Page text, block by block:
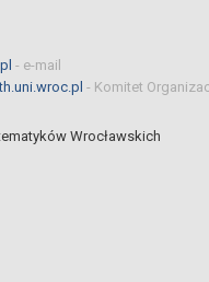
- e-mail
- Komitet
Wrocławskich